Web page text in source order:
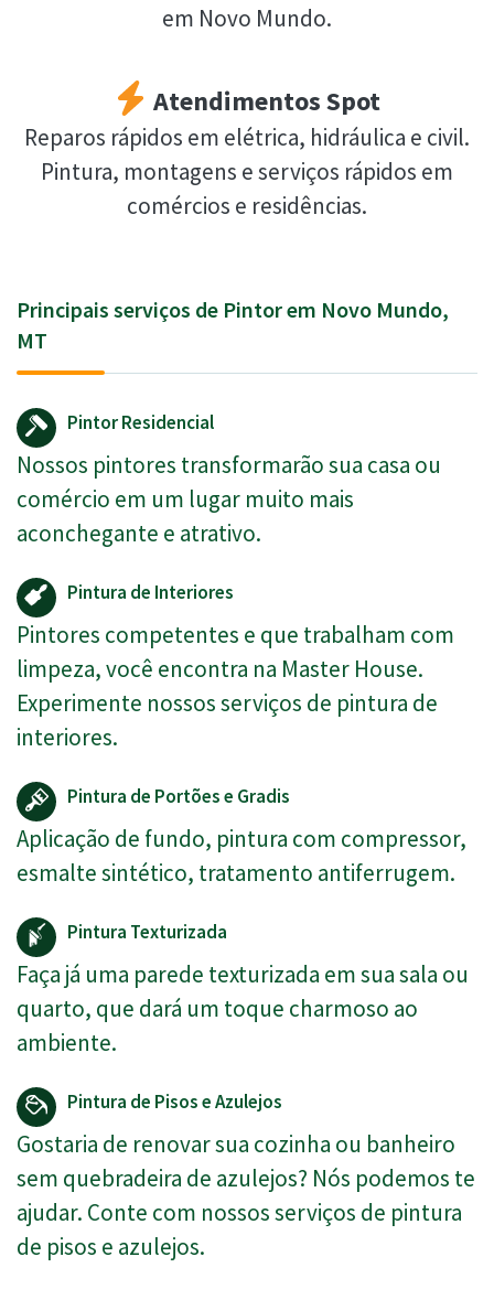
em Novo Mundo.
Atendimentos Spot
Reparos rápidos em elétrica, hidráulica e civil.
Pintura, montagens e serviços rápidos em
comércios e residências.
Principais serviços de Pintor em Novo Mundo,
MT
Pintor Residencial
Nossos pintores transformarão sua casa ou
comércio em um lugar muito mais
aconchegante e atrativo.
Pintura de Interiores
Pintores competentes e que trabalham com
limpeza, você encontra na Master House.
Experimente nossos serviços de pintura de
interiores.
Pintura de Portões e Gradis
Aplicação de fundo, pintura com compressor,
esmalte sintético, tratamento antiferrugem.
Pintura Texturizada
Faça já uma parede texturizada em sua sala ou
quarto, que dará um toque charmoso ao
ambiente.
Pintura de Pisos e Azulejos
Gostaria de renovar sua cozinha ou banheiro
sem quebradeira de azulejos? Nós podemos te
ajudar. Conte com nossos serviços de pintura
de pisos e azulejos.